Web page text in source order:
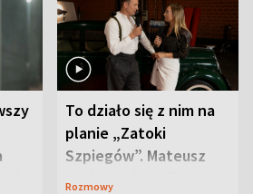
To działo się z nim na
planie „Zatoki
Szpiegów”. Mateusz
Janicki odsłonił
Rozmowy